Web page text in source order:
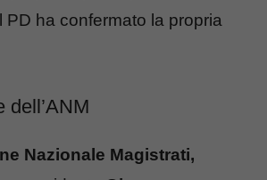
PD ha confermato la propria
dell’ANM
Nazionale Magistrati,